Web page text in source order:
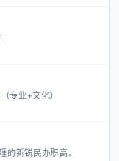
专业+文化）
的新锐民办职高。